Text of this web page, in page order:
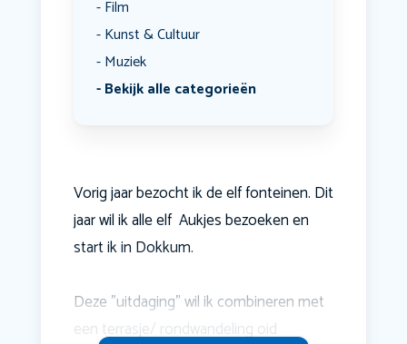
Film
Kunst & Cultuur
Muziek
Bekijk alle categorieën
Vorig jaar bezocht ik de elf fonteinen. Dit
jaar wil ik alle elf Aukjes bezoeken en
start ik in Dokkum.
Deze "uitdaging" wil ik combineren met
een terrasje/ rondwandeling oid